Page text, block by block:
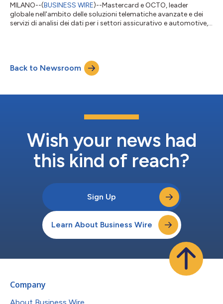
MILANO--(BUSINESS WIRE)--Mastercard e OCTO, leader
globale nell'ambito delle soluzioni telematiche avanzate e dei
servizi di analisi dei dati per i settori assicurativo e automotive,
un innovativo programma fedeltà. La partnership prevede
l'integrazione di SessionM di Mastercard, una piattaforma
Back to Newsroom
Wish your news had
this kind of reach?
Sign Up
Learn About Business Wire
Company